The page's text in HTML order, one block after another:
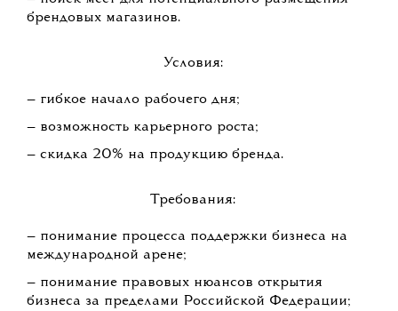
брендовых магазинов.
Условия:
— гибкое начало рабочего дня;
— возможность карьерного роста;
— скидка 20% на продукцию бренда.
Требования:
— понимание процесса поддержки бизнеса на
международной арене;
— понимание правовых нюансов открытия
бизнеса за пределами Российской Федерации;